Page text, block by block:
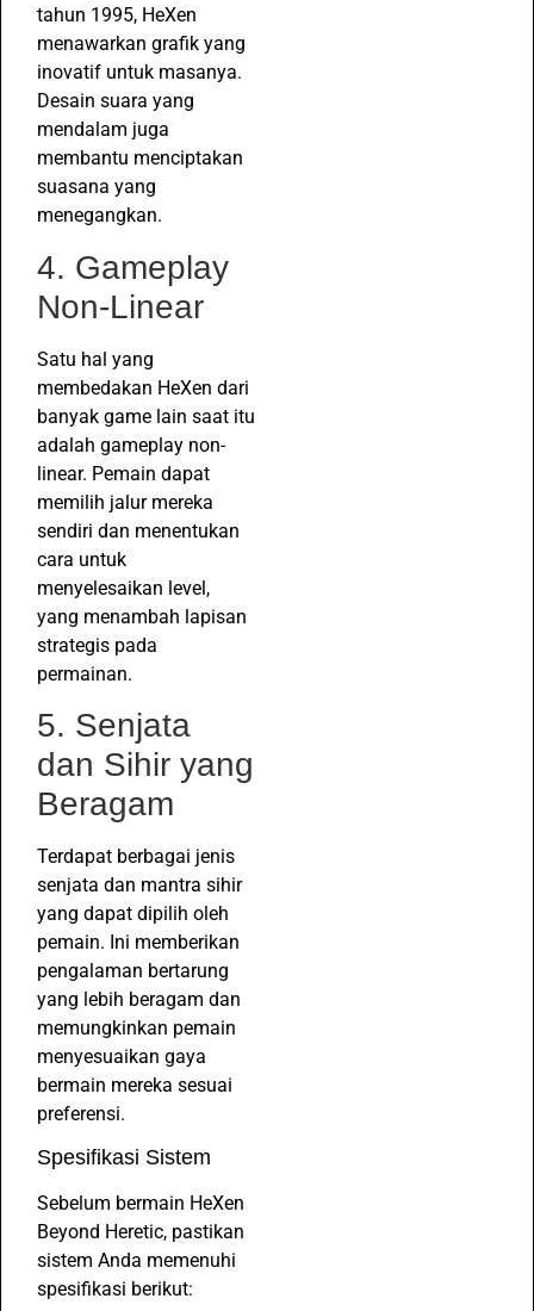
tahun 1995, HeXen
menawarkan grafik yang
inovatif untuk masanya.
Desain suara yang
mendalam juga
membantu menciptakan
suasana yang
menegangkan.
4. Gameplay
Non-Linear
Satu hal yang
membedakan HeXen dari
banyak game lain saat itu
adalah gameplay non-
linear. Pemain dapat
memilih jalur mereka
sendiri dan menentukan
cara untuk
menyelesaikan level,
yang menambah lapisan
strategis pada
permainan.
5. Senjata
dan Sihir yang
Beragam
Terdapat berbagai jenis
senjata dan mantra sihir
yang dapat dipilih oleh
pemain. Ini memberikan
pengalaman bertarung
yang lebih beragam dan
memungkinkan pemain
menyesuaikan gaya
bermain mereka sesuai
preferensi.
Spesifikasi Sistem
Sebelum bermain HeXen
Beyond Heretic, pastikan
sistem Anda memenuhi
spesifikasi berikut: